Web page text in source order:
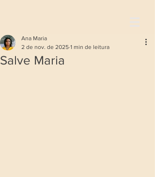
Salve Maria
Ana Maria
2 de nov. de 2025 1 min de leitura